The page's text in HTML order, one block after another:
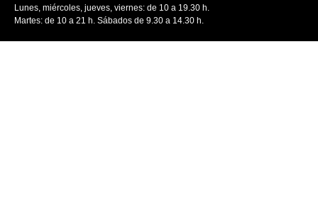
Lunes, miércoles, jueves, viernes: de 10 a 19.30 h.
Martes: de 10 a 21 h. Sábados de 9.30 a 14.30 h.